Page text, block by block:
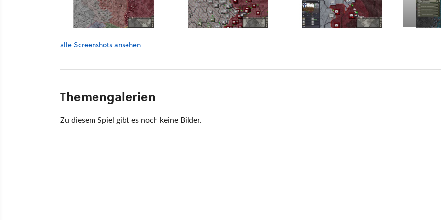
alle Screenshots ansehen
Themengalerien
Zu diesem Spiel gibt es noch keine Bilder.